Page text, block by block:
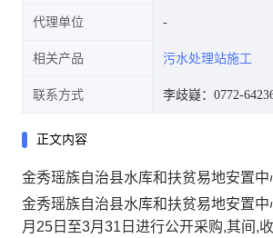
代理单位
相关产品 污水处理站施工
联系方式 李歧嶷：0772-
正文内容
金秀瑶族自治县水库和扶贫易地安置
金秀瑶族自治县水库和扶贫易地安置
月25日至3月31日进行公开采购,其间,